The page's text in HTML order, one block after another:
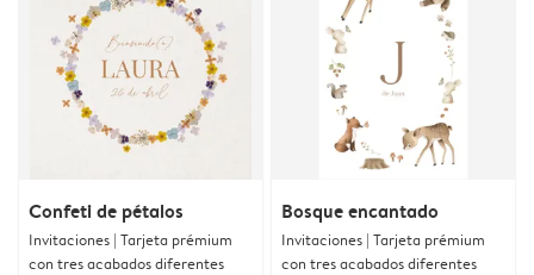
Confeti de pétalos
Invitaciones | Tarjeta prémium
con tres acabados diferentes
Bosque encantado
Invitaciones | Tarjeta prémium
con tres acabados diferentes